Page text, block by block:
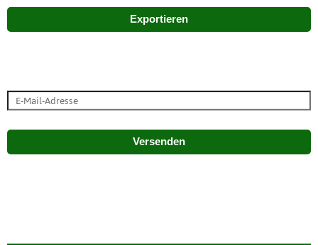
Exportieren
Versenden